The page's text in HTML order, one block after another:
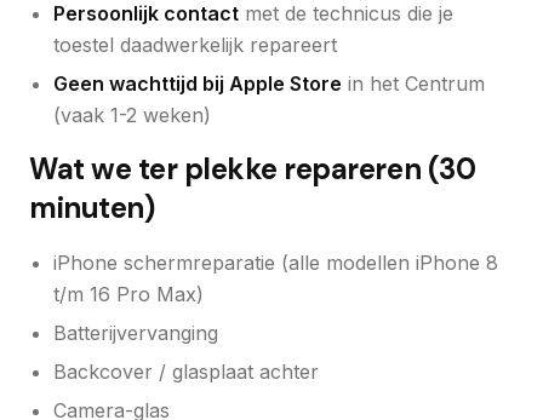
Persoonlijk contact met de technicus die je
toestel daadwerkelijk repareert
Geen wachttijd bij Apple Store in het Centrum
(vaak 1-2 weken)
Wat we ter plekke repareren (30
minuten)
iPhone schermreparatie (alle modellen iPhone 8
t/m 16 Pro Max)
Batterijvervanging
Backcover / glasplaat achter
Camera-glas